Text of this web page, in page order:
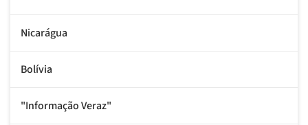
Nicarágua
Bolívia
"Informação Veraz"